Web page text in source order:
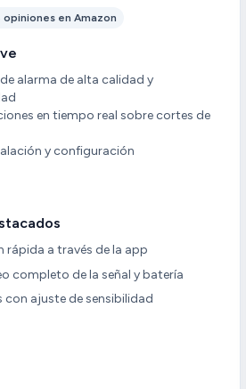
opiniones en Amazon
alarma de alta calidad y
en tiempo real sobre cortes de
y configuración
rápida a través de la app
completo de la señal y batería
con ajuste de sensibilidad